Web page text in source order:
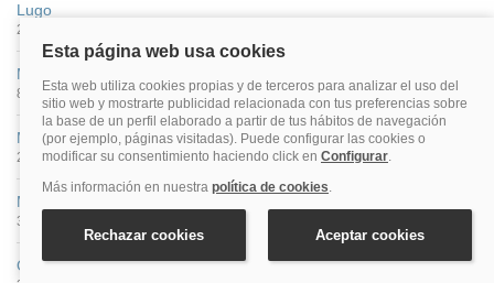
Lugo
26 hoteles
Madrid
877 hoteles
Málaga
269 hoteles
Murcia
33 hoteles
Ourense